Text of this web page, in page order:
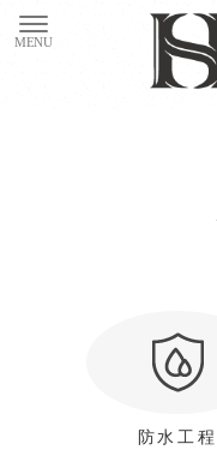
防水工程